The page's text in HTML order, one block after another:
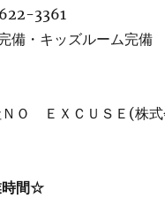
3361
備・キッズルーム完備
ＮＯ ＥＸＣＵＳＥ(株
時間☆